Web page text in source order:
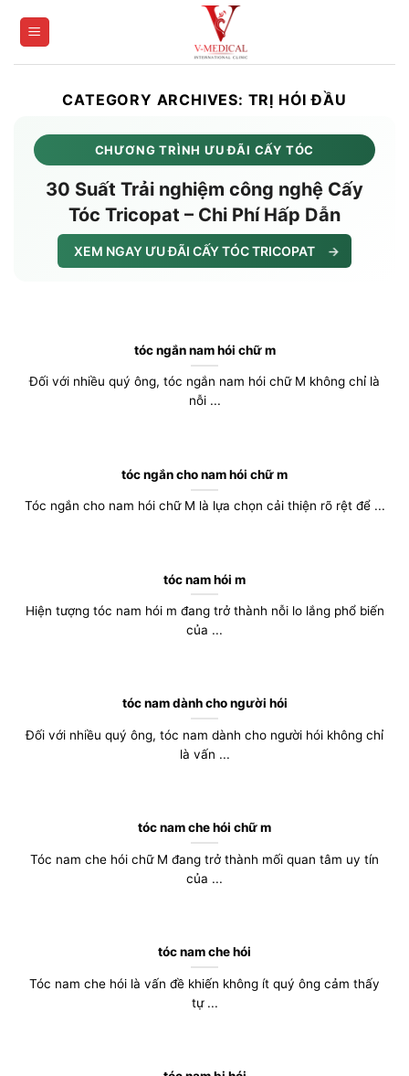
CATEGORY ARCHIVES: TRỊ HÓI ĐẦU
CHƯƠNG TRÌNH ƯU ĐÃI CẤY TÓC
30 Suất Trải nghiệm công nghệ Cấy
Tóc Tricopat – Chi Phí Hấp Dẫn
XEM NGAY ƯU ĐÃI CẤY TÓC TRICOPAT →
tóc ngắn nam hói chữ m
Đối với nhiều quý ông, tóc ngắn nam hói chữ M không chỉ là
nỗi ...
tóc ngắn cho nam hói chữ m
Tóc ngắn cho nam hói chữ M là lựa chọn cải thiện rõ rệt để ...
tóc nam hói m
Hiện tượng tóc nam hói m đang trở thành nỗi lo lắng phổ biến
của ...
tóc nam dành cho người hói
Đối với nhiều quý ông, tóc nam dành cho người hói không chỉ
là vấn ...
tóc nam che hói chữ m
Tóc nam che hói chữ M đang trở thành mối quan tâm uy tín
của ...
tóc nam che hói
Tóc nam che hói là vấn đề khiến không ít quý ông cảm thấy
tự ...